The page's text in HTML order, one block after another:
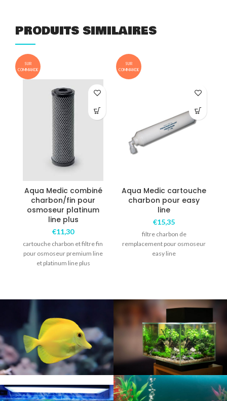
PRODUITS SIMILAIRES
SUR
COMMANDE
Aqua Medic combiné
charbon/fin pour
osmoseur platinum
line plus
€11,30
cartouche charbon et filtre fin
pour osmoseur premium line
et platinum line plus
SUR
COMMANDE
Aqua Medic cartouche
charbon pour easy
line
€15,35
filtre charbon de
remplacement pour osmoseur
easy line